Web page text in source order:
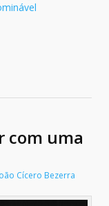
com uma
Cícero Bezerra